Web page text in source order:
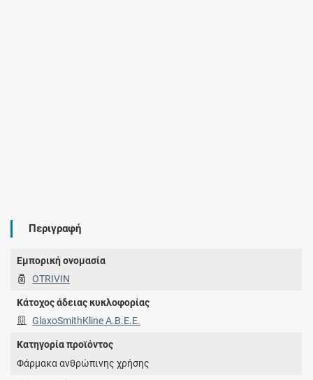
Περιγραφή
Εμπορική ονομασία
OTRIVIN
Κάτοχος άδειας κυκλοφορίας
GlaxoSmithKline Α.Β.Ε.Ε.
Κατηγορία προϊόντος
Φάρμακα ανθρώπινης χρήσης